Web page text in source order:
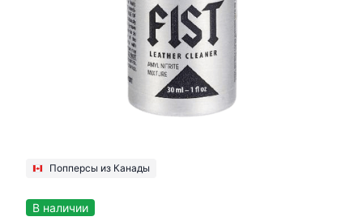
Попперсы из Канады
В наличии